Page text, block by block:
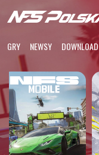
GRY NEWSY DOWNLOAD